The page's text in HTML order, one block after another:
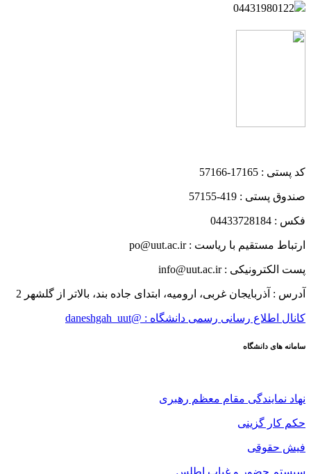
04431980122
کد پستی : 17165-57166
صندوق پستی : 419-57155
فکس : 04433728184
ارتباط مستقیم با ریاست : po@uut.ac.ir
پست الکترونیکی : info@uut.ac.ir
آدرس : آذربایجان غربی، ارومیه، ابتدای جاده بند، بالاتر از گلشهر 2
کانال اطلاع رسانی رسمی دانشگاه : @daneshgah_uut
سامانه های دانشگاه
نهاد نمایندگی مقام معظم رهبری
حکم کار گزینی
فیش حقوقی
سیستم حضور و غیاب اطلس